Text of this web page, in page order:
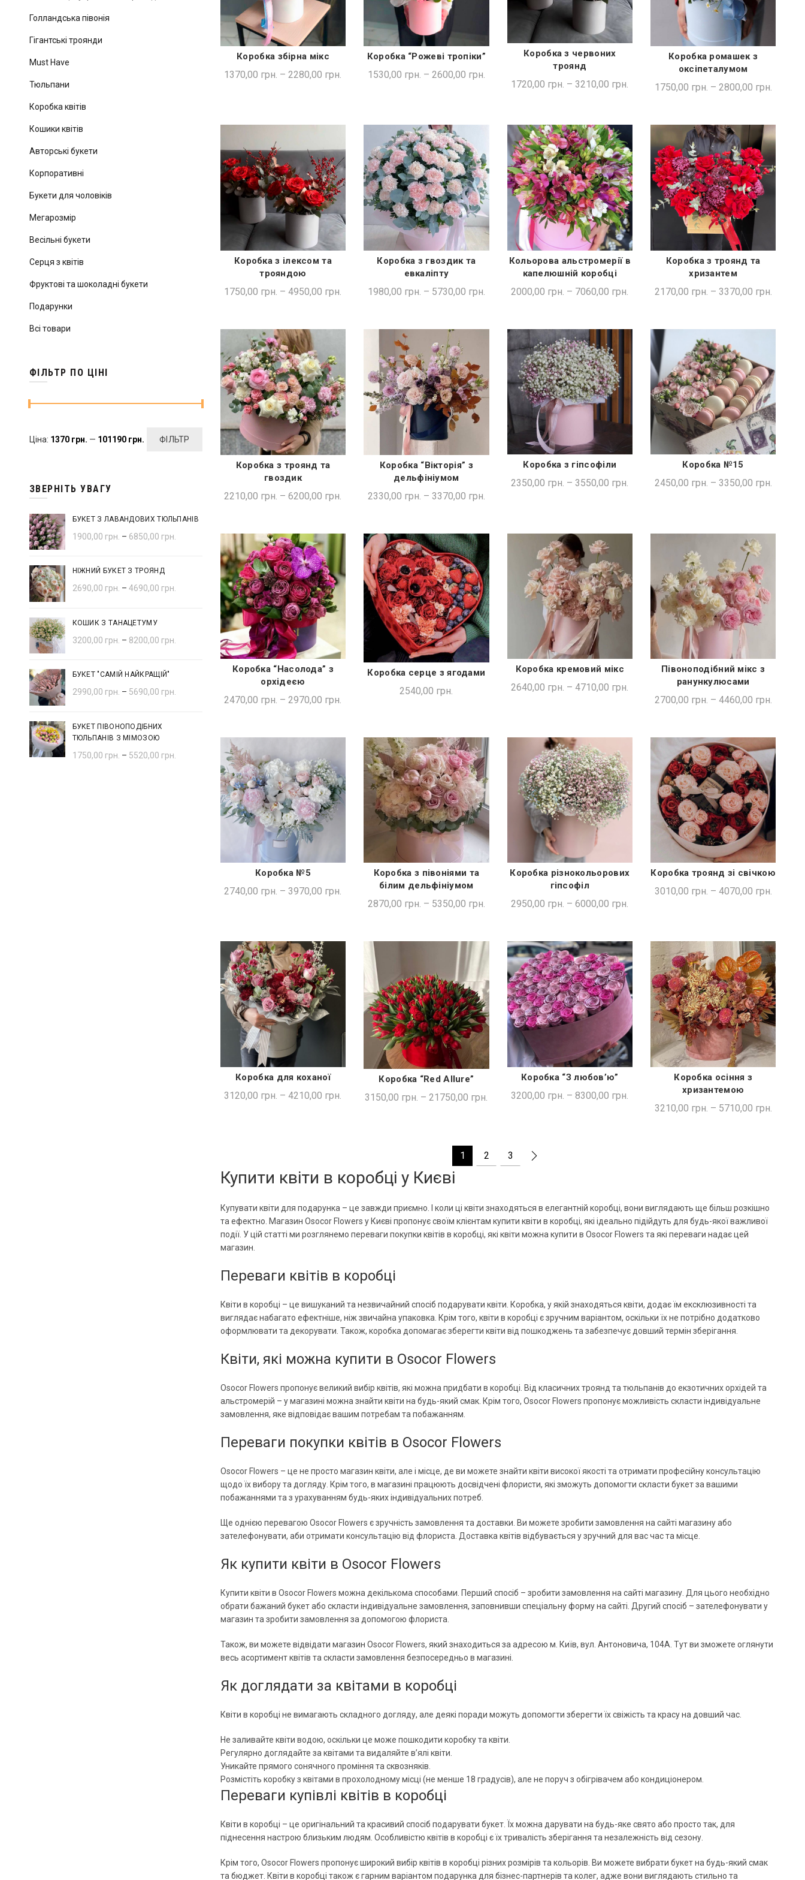
ШВИДКА ПОКУПКА
Коробка збірна мікс
1370,00 грн. –2280,00 грн.
ШВИДКА ПОКУПКА
Коробка “Рожеві тропіки”
1530,00 грн. – 2600,00 грн.
ШВИДКА ПОКУПКА
Коробка з червоних
троянд
1720,00 грн. –3210,00 грн.
ШВИДКА ПОКУПКА
Коробка ромашек з
оксіпеталумом
1750,00 грн. – 2800,00 грн.
ШВИДКА ПОКУПКА
Коробка з ілексом та
трояндою
1750,00 грн. –4950,00 грн.
ШВИДКА ПОКУПКА
Коробка з гвоздик та
евкаліпту
1980,00 грн. – 5730,00 грн.
ШВИДКА ПОКУПКА
Кольорова альстромерії в
капелюшній коробці
2000,00 грн. – 7060,00 грн.
ШВИДКА ПОКУПКА
Коробка з троянд та
хризантем
2170,00 грн. – 3370,00 грн.
ШВИДКА ПОКУПКА
Коробка з троянд та
гвоздик
2210,00 грн. –6200,00 грн.
ШВИДКА ПОКУПКА
Коробка “Вікторія” з
дельфініумом
2330,00 грн. – 3370,00 грн.
ШВИДКА ПОКУПКА
Коробка з гіпсофіли
2350,00 грн. –3550,00 грн.
ШВИДКА ПОКУПКА
Коробка №15
2450,00 грн. – 3350,00 грн.
ШВИДКА ПОКУПКА
Коробка “Насолода” з
орхідеєю
2470,00 грн. –2970,00 грн.
ДОДАТИ В КОШИК
Коробка серце з ягодами
2540,00 грн.
ШВИДКА ПОКУПКА
Коробка кремовий мікс
2640,00 грн. –4710,00 грн.
ШВИДКА ПОКУПКА
Півоноподібний мікс з
ранункулюсами
2700,00 грн. – 4460,00 грн.
ШВИДКА ПОКУПКА
Коробка №5
2740,00 грн. –3970,00 грн.
ШВИДКА ПОКУПКА
Коробка з півоніями та
білим дельфініумом
2870,00 грн. – 5350,00 грн.
ШВИДКА ПОКУПКА
Коробка різнокольорових
гіпсофіл
2950,00 грн. –6000,00 грн.
ШВИДКА ПОКУПКА
Коробка троянд зі свічкою
3010,00 грн. – 4070,00 грн.
ШВИДКА ПОКУПКА
Коробка для коханої
3120,00 грн. –4210,00 грн.
ШВИДКА ПОКУПКА
Коробка “Red Allure”
3150,00 грн. –21750,00 грн.
ШВИДКА ПОКУПКА
Коробка “З любов’ю”
3200,00 грн. –8300,00 грн.
ШВИДКА ПОКУПКА
Коробка осіння з
хризантемою
3210,00 грн. – 5710,00 грн.
1 2 3
Купити квіти в коробці у Києві
Купувати квіти для подарунка – це завжди приємно. І коли ці квіти знаходяться в елегантній коробці, вони виглядають ще більш розкішно
та ефектно. Магазин Osocor Flowers у Києві пропонує своїм клієнтам купити квіти в коробці, які ідеально підійдуть для будь-якої важливої
події. У цій статті ми розглянемо переваги покупки квітів в коробці, які квіти можна купити в Osocor Flowers та які переваги надає цей
магазин.
Переваги квітів в коробці
Квіти в коробці – це вишуканий та незвичайний спосіб подарувати квіти. Коробка, у якій знаходяться квіти, додає їм ексклюзивності та
виглядає набагато ефектніше, ніж звичайна упаковка. Крім того, квіти в коробці є зручним варіантом, оскільки їх не потрібно додатково
оформлювати та декорувати. Також, коробка допомагає зберегти квіти від пошкоджень та забезпечує довший термін зберігання.
Квіти, які можна купити в Osocor Flowers
Osocor Flowers пропонує великий вибір квітів, які можна придбати в коробці. Від класичних троянд та тюльпанів до екзотичних орхідей та
альстромерій – у магазині можна знайти квіти на будь-який смак. Крім того, Osocor Flowers пропонує можливість скласти індивідуальне
замовлення, яке відповідає вашим потребам та побажанням.
Переваги покупки квітів в Osocor Flowers
Osocor Flowers – це не просто магазин квіти, але і місце, де ви можете знайти квіти високої якості та отримати професійну консультацію
щодо їх вибору та догляду. Крім того, в магазині працюють досвідчені флористи, які зможуть допомогти скласти букет за вашими
побажаннями та з урахуванням будь-яких індивідуальних потреб.
Ще однією перевагою Osocor Flowers є зручність замовлення та доставки. Ви можете зробити замовлення на сайті магазину або
зателефонувати, аби отримати консультацію від флориста. Доставка квітів відбувається у зручний для вас час та місце.
Як купити квіти в Osocor Flowers
Купити квіти в Osocor Flowers можна декількома способами. Перший спосіб – зробити замовлення на сайті магазину. Для цього необхідно
обрати бажаний букет або скласти індивідуальне замовлення, заповнивши спеціальну форму на сайті. Другий спосіб – зателефонувати у
магазин та зробити замовлення за допомогою флориста.
Також, ви можете відвідати магазин Osocor Flowers, який знаходиться за адресою м. Київ, вул. Антоновича, 104А. Тут ви зможете оглянути
весь асортимент квітів та скласти замовлення безпосередньо в магазині.
Як доглядати за квітами в коробці
Квіти в коробці не вимагають складного догляду, але деякі поради можуть допомогти зберегти їх свіжість та красу на довший час.
Не заливайте квіти водою, оскільки це може пошкодити коробку та квіти.
Регулярно доглядайте за квітами та видаляйте в’ялі квіти.
Уникайте прямого сонячного проміння та сквозняків.
Розмістіть коробку з квітами в прохолодному місці (не менше 18 градусів), але не поруч з обігрівачем або кондиціонером.
Переваги купівлі квітів в коробці
Квіти в коробці – це оригінальний та красивий спосіб подарувати букет. Їх можна дарувати на будь-яке свято або просто так, для
піднесення настрою близьким людям. Особливістю квітів в коробці є їх тривалість зберігання та незалежність від сезону.
Крім того, Osocor Flowers пропонує широкий вибір квітів в коробці різних розмірів та кольорів. Ви можете вибрати букет на будь-який смак
та бюджет. Квіти в коробці також є гарним варіантом подарунка для бізнес-партнерів та колег, адже вони виглядають стильно та
Голландська півонія
Гігантські троянди
Must Have
Тюльпани
Коробка квітів
Кошики квітів
Авторські букети
Корпоративні
Букети для чоловіків
Мегарозмір
Весільні букети
Серця з квітів
Фруктові та шоколадні букети
Подарунки
Всі товари
ФІЛЬТР ПО ЦІНІ
Мінімальна
Найбільша ФІЛЬТР
Ціна: 1370 грн. — 101190 грн.
ЗВЕРНІТЬ УВАГУ
БУКЕТ З ЛАВАНДОВИХ ТЮЛЬПАНІВ
1900,00 грн. – 6850,00 грн.
НІЖНИЙ БУКЕТ З ТРОЯНД
2690,00 грн. – 4690,00 грн.
КОШИК З ТАНАЦЕТУМУ
3200,00 грн. – 8200,00 грн.
БУКЕТ "САМІЙ НАЙКРАЩІЙ"
2990,00 грн. – 5690,00 грн.
БУКЕТ ПІВОНОПОДІБНИХ
ТЮЛЬПАНІВ З МІМОЗОЮ
1750,00 грн. – 5520,00 грн.